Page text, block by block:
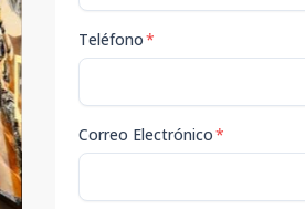
Teléfono*
Correo Electrónico*